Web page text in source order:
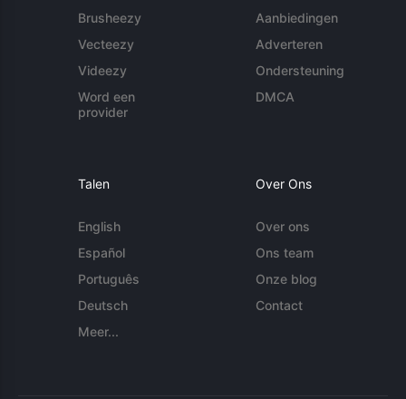
Brusheezy
Vecteezy
Videezy
Word een
provider
Aanbiedingen
Adverteren
Ondersteuning
DMCA
Talen
English
Español
Português
Deutsch
Meer...
Over Ons
Over ons
Ons team
Onze blog
Contact